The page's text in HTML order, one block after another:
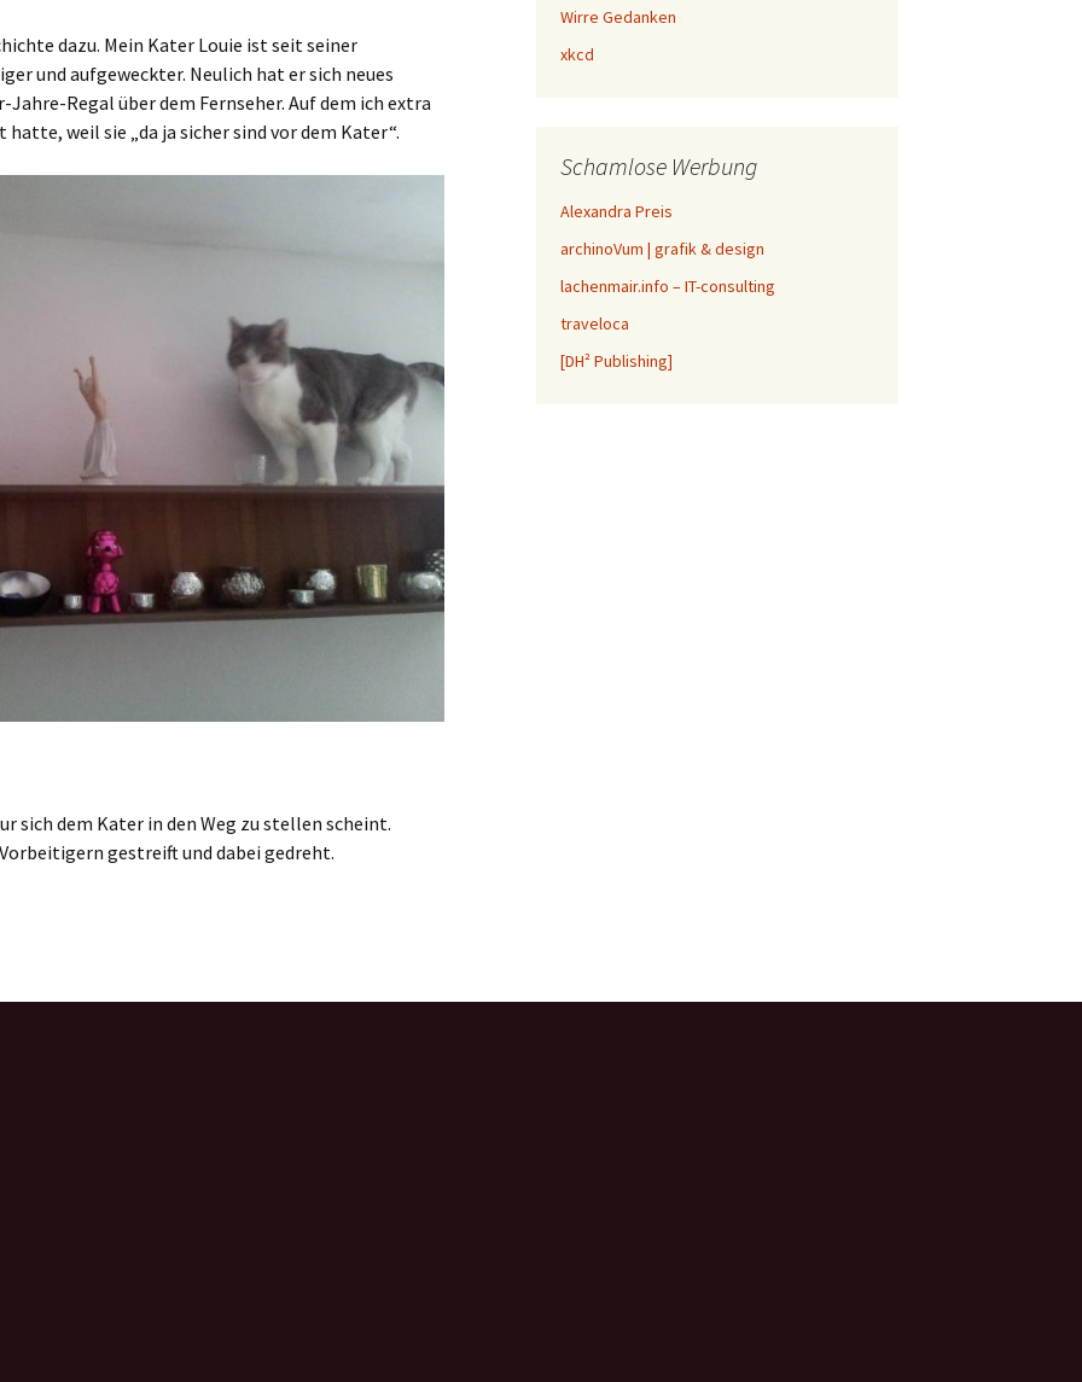
dazu. Mein Kater Louie ist seit seiner
und aufgeweckter. Neulich hat er sich neues
Jahre-Regal über dem Fernseher. Auf dem ich extra
weil sie „da ja sicher sind vor dem Kater“.
sich dem Kater in den Weg zu stellen scheint.
gestreift und dabei gedreht.
Wirre Gedanken
xkcd
Schamlose Werbung
Alexandra Preis
archinoVum | grafik & design
lachenmair.info – IT-consulting
traveloca
[DH² Publishing]